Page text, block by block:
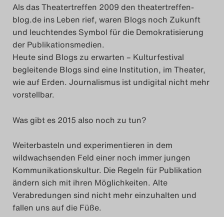
Als das Theatertreffen 2009 den theatertreffen-
blog.de ins Leben rief, waren Blogs noch Zukunft
und leuchtendes Symbol für die Demokratisierung
der Publikationsmedien.
Heute sind Blogs zu erwarten – Kulturfestival
begleitende Blogs sind eine Institution, im Theater,
wie auf Erden. Journalismus ist undigital nicht mehr
vorstellbar.
Was gibt es 2015 also noch zu tun?
Weiterbasteln und experimentieren in dem
wildwachsenden Feld einer noch immer jungen
Kommunikationskultur. Die Regeln für Publikation
ändern sich mit ihren Möglichkeiten. Alte
Verabredungen sind nicht mehr einzuhalten und
fallen uns auf die Füße.